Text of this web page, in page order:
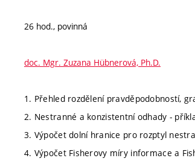
26 hod., povinná
doc. Mgr. Zuzana Hübnerová, Ph.D.
1. Přehled rozdělení pravděpodobností,
2. Nestranné a konzistentní odhady -
3. Výpočet dolní hranice pro rozptyl
4. Výpočet Fisherovy míry informace a